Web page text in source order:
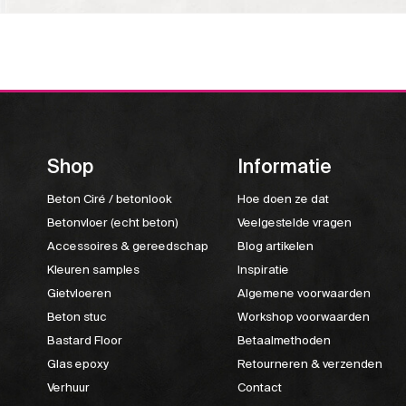
Shop
Beton Ciré / betonlook
Betonvloer (echt beton)
Accessoires & gereedschap
Kleuren samples
Gietvloeren
Beton stuc
Bastard Floor
Glas epoxy
Verhuur
Informatie
Hoe doen ze dat
Veelgestelde vragen
Blog artikelen
Inspiratie
Algemene voorwaarden
Workshop voorwaarden
Betaalmethoden
Retourneren & verzenden
Contact